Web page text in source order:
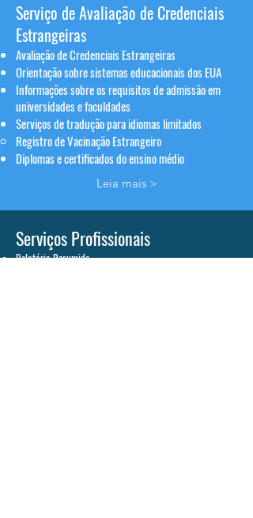
Serviço de Avaliação de Credenciais
Estrangeiras
Avaliação de Credenciais Estrangeiras
Orientação sobre sistemas educacionais dos EUA
Informações sobre os requisitos de admissão em
universidades e faculdades
Serviços de tradução para idiomas limitados
Registro de Vacinação Estrangeiro
Diplomas e certificados do ensino médio
Leia mais >
Serviços Profissionais
Relatório Resumido